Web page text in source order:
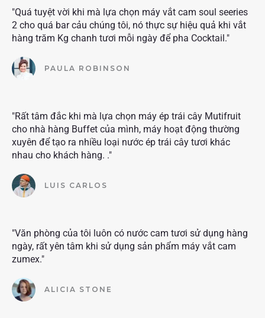
"Quá tuyệt vời khi mà lựa chọn máy vắt cam soul seeries
2 cho quá bar cảu chúng tôi, nó thực sự hiệu quả khi vắt
hàng trăm Kg chanh tươi mỗi ngày để pha Cocktail."
PAULA ROBINSON
"Rất tâm đắc khi mà lựa chọn máy ép trái cây Mutifruit
cho nhà hàng Buffet của mình, máy hoạt động thường
xuyên để tạo ra nhiều loại nước ép trái cây tươi khác
nhau cho khách hàng. ."
LUIS CARLOS
"Văn phòng của tôi luôn có nước cam tươi sử dụng hàng
ngày, rất yên tâm khi sử dụng sản phẩm máy vắt cam
zumex."
ALICIA STONE